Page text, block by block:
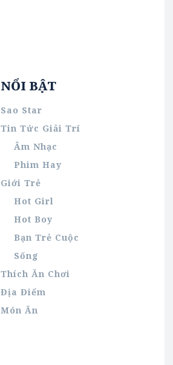
NỔI BẬT
Sao Star
Tin Tức Giải Trí
Âm Nhạc
Phim Hay
Giới Trẻ
Hot Girl
Hot Boy
Bạn Trẻ Cuộc
Sống
Thích Ăn Chơi
Địa Điểm
Món Ăn